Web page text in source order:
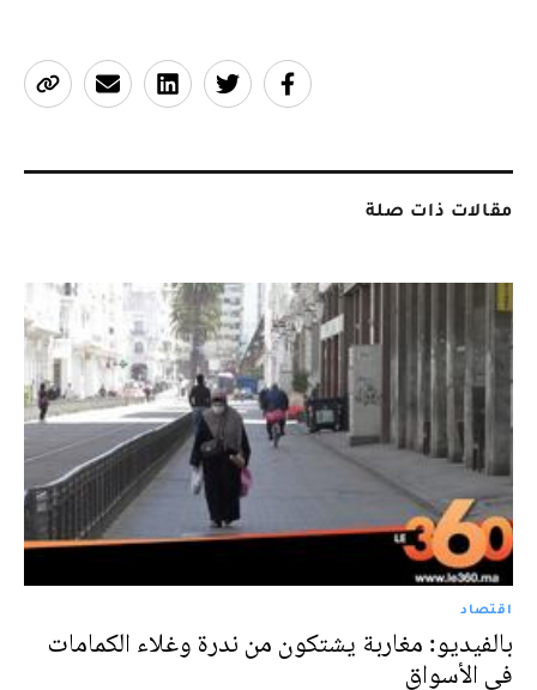
مقالات ذات صلة
اقتصاد
بالفيديو: مغاربة يشتكون من ندرة وغلاء الكمامات
في الأسواق